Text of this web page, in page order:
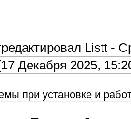
Listt -
[17 Декабря 2025,
при установке и